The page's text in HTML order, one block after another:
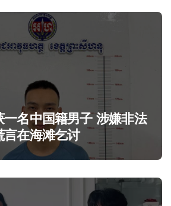
一名中国籍男子 涉嫌非法
言在海滩乞讨